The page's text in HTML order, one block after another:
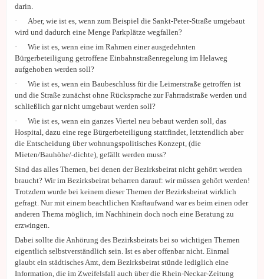
darin.
· Aber, wie ist es, wenn zum Beispiel die Sankt-Peter-Straße umgebaut
wird und dadurch eine Menge Parkplätze wegfallen?
· Wie ist es, wenn eine im Rahmen einer ausgedehnten
Bürgerbeteiligung getroffene Einbahnstraßenregelung im Helaweg
aufgehoben werden soll?
· Wie ist es, wenn ein Baubeschluss für die Leimerstraße getroffen ist
und die Straße zunächst ohne Rücksprache zur Fahrradstraße werden und
schließlich gar nicht umgebaut werden soll?
· Wie ist es, wenn ein ganzes Viertel neu bebaut werden soll, das
Hospital, dazu eine rege Bürgerbeteiligung stattfindet, letztendlich aber
die Entscheidung über wohnungspolitisches Konzept, (die
Mieten/Bauhöhe/-dichte), gefällt werden muss?
Sind das alles Themen, bei denen der Bezirksbeirat nicht gehört werden
braucht? Wir im Bezirksbeirat beharren darauf: wir müssen gehört werden!
Trotzdem wurde bei keinem dieser Themen der Bezirksbeirat wirklich
gefragt. Nur mit einem beachtlichen Kraftaufwand war es beim einen oder
anderen Thema möglich, im Nachhinein doch noch eine Beratung zu
erzwingen.
Dabei sollte die Anhörung des Bezirksbeirats bei so wichtigen Themen
eigentlich selbstverständlich sein. Ist es aber offenbar nicht. Einmal
glaubt ein städtisches Amt, dem Bezirksbeirat stünde lediglich eine
Information, die im Zweifelsfall auch über die Rhein-Neckar-Zeitung